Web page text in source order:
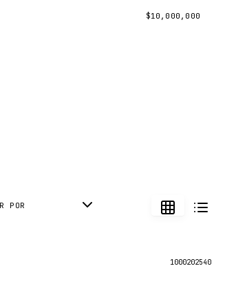
$10,000,000
POR
1000202540